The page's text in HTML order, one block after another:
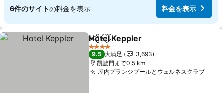
6件のサイトの料金を表示 料金を表示
シェアお気に入りに追加
Hotel Keppler
4 ホテルのランク
9.5 大満足
3,693
凱旋門まで0.5 km
屋内プランジプールとウェルネスクラブ